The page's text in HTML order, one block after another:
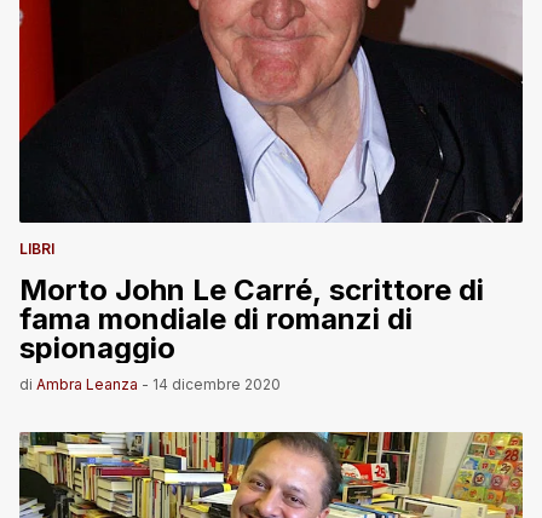
LIBRI
Morto John Le Carré, scrittore di
fama mondiale di romanzi di
spionaggio
di Ambra Leanza - 14 dicembre 2020